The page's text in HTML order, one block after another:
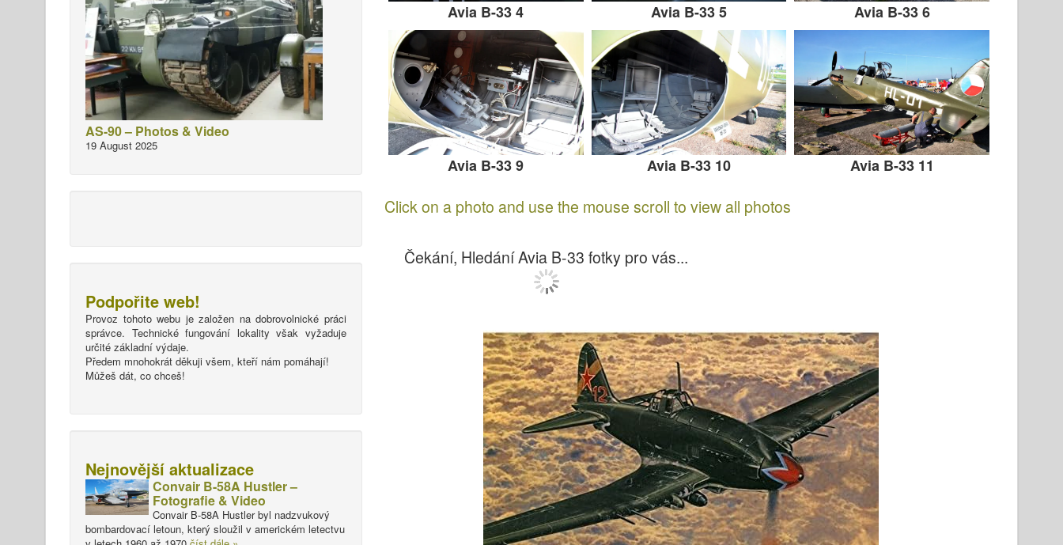
Avia B-33 4 Avia B-33 5 Avia B-33 6
Avia B-33 9 Avia B-33 10 Avia B-33 11
Click on a photo and use the mouse scroll to view all photos
Čekání, Hledání Avia B-33 fotky pro vás...
AS-90 – Photos & Video
19 August 2025
Podpořite web!
Provoz tohoto webu je založen na dobrovolnické práci
správce. Technické fungování lokality však vyžaduje
určité základní výdaje.
Předem mnohokrát děkuji všem, kteří nám pomáhají!
Můžeš dát, co chceš!
Nejnovější aktualizace
Convair B-58A Hustler –
Fotografie & Video
Convair B-58A Hustler byl nadzvukový
bombardovací letoun, který sloužil v americkém letectvu